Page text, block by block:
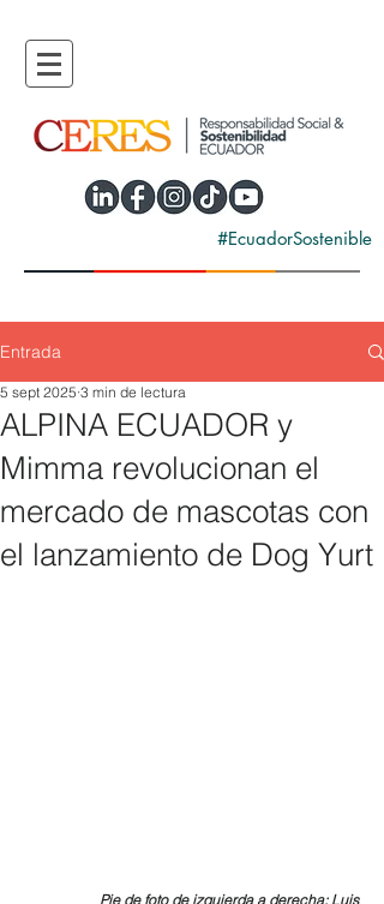
#EcuadorSostenible
Entrada
ALPINA ECUADOR y
Mimma revolucionan el
mercado de mascotas con
el lanzamiento de Dog Yurt
5 sept 2025 3 min de lectura
Pie de foto de izquierda a derecha: Luis